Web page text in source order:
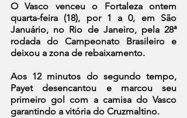
O Vasco venceu o Fortaleza ontem
quarta-feira (18), por 1 a 0, em São
Januário, no Rio de Janeiro, pela 28ª
rodada do Campeonato Brasileiro e
deixou a zona de rebaixamento.
Aos 12 minutos do segundo tempo,
Payet desencantou e marcou seu
primeiro gol com a camisa do Vasco
garantindo a vitória do Cruzmaltino.